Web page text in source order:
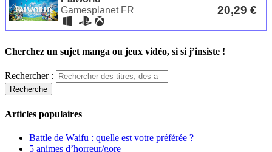
Cherchez un sujet manga ou jeux vidéo, si si j’insiste !
Rechercher :
Articles populaires
Battle de Waifu : quelle est votre préférée ?
5 animes d’horreur/gore